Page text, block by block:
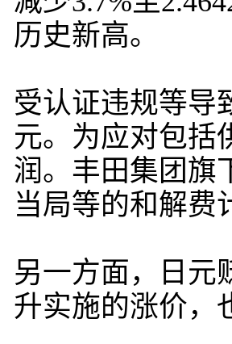
历史新高。
受认证违规等导
元。为应对包括
润。丰田集团旗
当局等的和解费
另一方面，日元
升实施的涨价，